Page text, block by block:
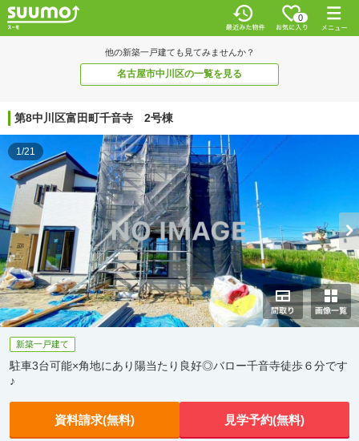
0
他の新築一戸建ても見てみませんか？
名古屋市中川区の一覧を見る
第8中川区富田町千音寺 2号棟
1/21
新築一戸建て
駐車3台可能×角地にあり陽当たり良好◎バロー千音寺徒歩６分です
♪
資料請求(無料) 見学予約(無料)